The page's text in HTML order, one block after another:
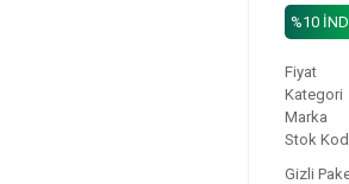
%10
Fiyat
Kategori
Marka
Stok
Gizli